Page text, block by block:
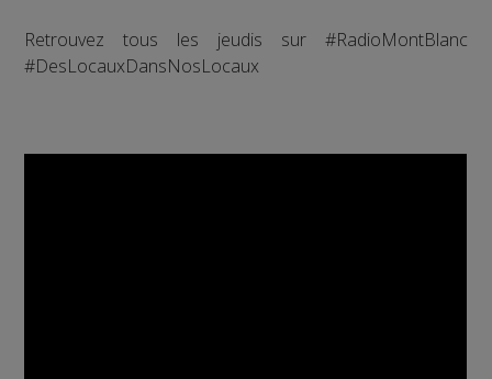
Retrouvez tous les jeudis sur #RadioMontBlanc
#DesLocauxDansNosLocaux